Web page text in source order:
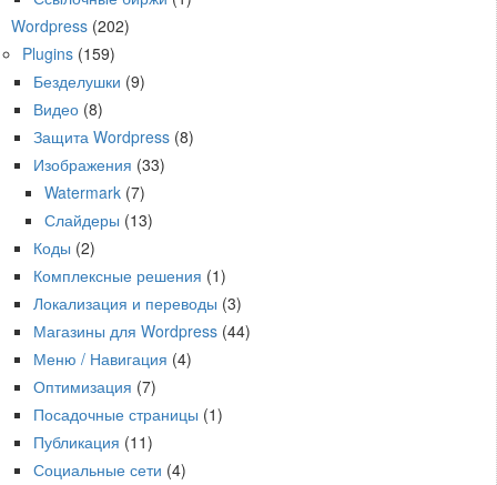
Wordpress (202)
Plugins (159)
Безделушки (9)
Видео (8)
Защита Wordpress (8)
Изображения (33)
Watermark (7)
Слайдеры (13)
Коды (2)
Комплексные решения (1)
Локализация и переводы (3)
Магазины для Wordpress (44)
Меню / Навигация (4)
Оптимизация (7)
Посадочные страницы (1)
Публикация (11)
Социальные сети (4)